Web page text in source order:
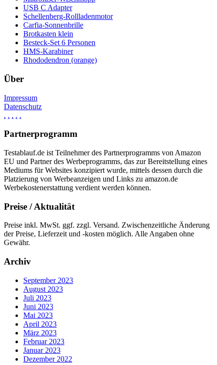
USB C Adapter
Schellenberg-Rollladenmotor
Carfia-Sonnenbrille
Brotkasten klein
Besteck-Set 6 Personen
HMS-Karabiner
Rhododendron (orange)
Über
Impressum
Datenschutz
. . . . .
Partnerprogramm
Testablauf.de ist Teilnehmer des Partnerprogramms von Amazon
EU und Partner des Werbeprogramms, das zur Bereitstellung eines
Mediums für Websites konzipiert wurde, mittels dessen durch die
Platzierung von Werbeanzeigen und Links zu amazon.de
Werbekostenerstattung verdient werden können.
Preise / Aktualität
Preise inkl. MwSt. ggf. zzgl. Versand. Zwischenzeitliche Änderung
der Preise, Lieferzeit und -kosten möglich. Alle Angaben ohne
Gewähr.
Archiv
September 2023
August 2023
Juli 2023
Juni 2023
Mai 2023
April 2023
März 2023
Februar 2023
Januar 2023
Dezember 2022